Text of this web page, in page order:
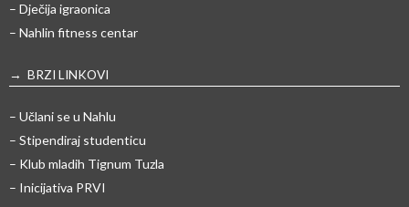
– Dječija igraonica
– Nahlin fitness centar
→ BRZI LINKOVI
– Učlani se u Nahlu
– Stipendiraj studenticu
– Klub mladih Tignum Tuzla
– Inicijativa PRVI